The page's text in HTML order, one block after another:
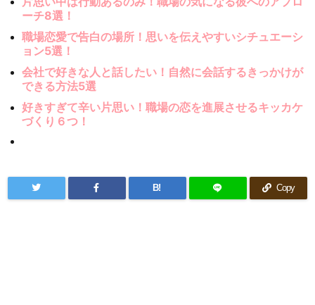
ーチ8選！
職場恋愛で告白の場所！思いを伝えやすいシチュエーシ
ョン5選！
会社で好きな人と話したい！自然に会話するきっかけが
できる方法5選
好きすぎて辛い片思い！職場の恋を進展させるキッカケ
づくり６つ！
B! Copy